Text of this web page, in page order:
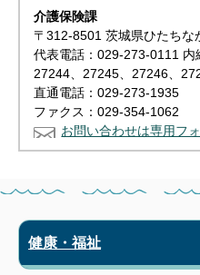
介護保険課
〒312-8501 茨城県ひたちな
代表電話：029-273-0111 内
27244、27245、27246、
直通電話：029-273-1935
ファクス：029-354-1062
お問い合わせは専用フ
健康・福祉